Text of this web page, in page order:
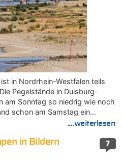
in Nordrhein-Westfalen teils
Pegelstände in Duisburg-
am Sonntag so niedrig wie noch
schon am Samstag ein…
....weiterlesen
7
in Bildern